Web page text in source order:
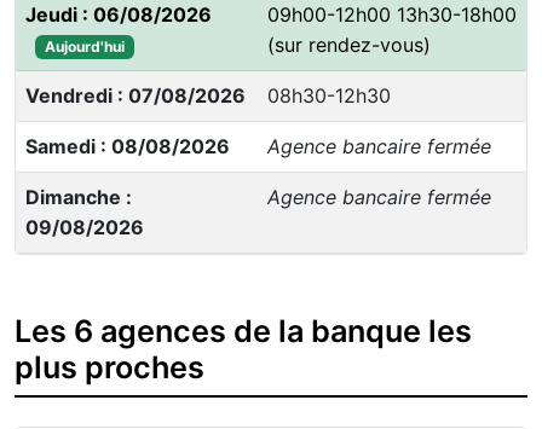
Jeudi : 06/08/2026
Aujourd'hui
09h00-12h00 13h30-18h00
(sur rendez-vous)
Vendredi : 07/08/2026 08h30-12h30
Samedi : 08/08/2026 Agence bancaire fermée
Dimanche :
09/08/2026
Agence bancaire fermée
Les 6 agences de la banque les
plus proches